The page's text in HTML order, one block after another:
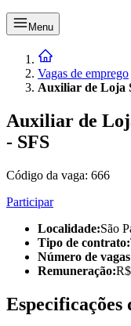
Menu
Vagas de emprego
Auxiliar de Loja
Auxiliar de
- SFS
Código da vaga: 666
Participar
Localidade:São
Tipo de contrato:
Número de vagas
Remuneração:
Especificações